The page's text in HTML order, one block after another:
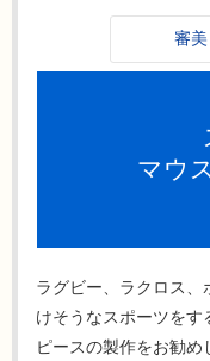
審
マウ
ラグビー、ラクロス、
けそうなスポーツをす
ピースの製作をお勧め